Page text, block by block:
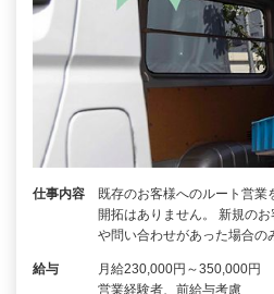
仕事内容
既存のお客様へのルート営
開拓はありません。 新規の
や問い合わせがあった場合
給与
月給230,000円～350,000
営業経験者、前給与考慮